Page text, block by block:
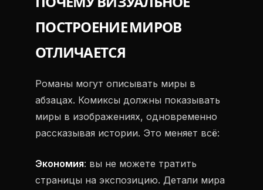
ПОСТРОЕНИЕ МИРОВ
ОТЛИЧАЕТСЯ
Романы могут описывать миры в
абзацах. Комиксы должны показывать
миры в изображениях, одновременно
рассказывая истории. Это меняет всё:
Экономия: вы не можете тратить
страницы на экспозицию. Детали мира